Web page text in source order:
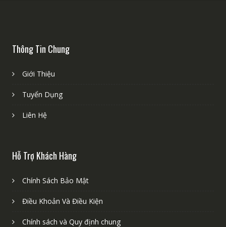
Thông Tin Chung
Giới Thiệu
Tuyển Dụng
Liên Hệ
Hỗ Trợ Khách Hàng
Chính Sách Bảo Mật
Điều Khoản Và Điều Kiện
Chính sách và Quy định chung